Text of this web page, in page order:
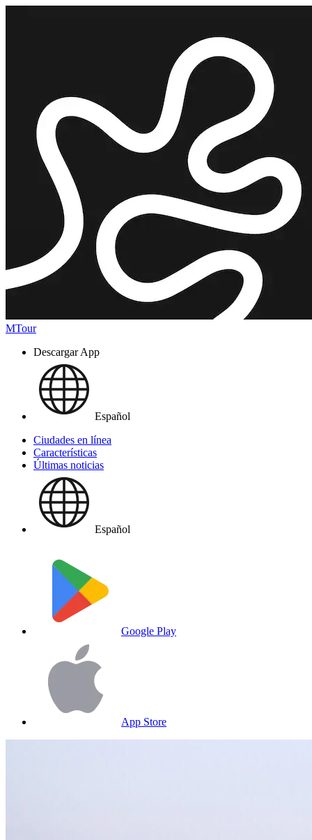
MTour
Descargar App
Español
Ciudades en línea
Características
Últimas noticias
Español
Google Play
App Store